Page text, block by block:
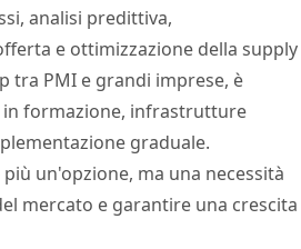
analisi predittiva,
e ottimizzazione della supply
tra PMI e grandi imprese, è
formazione, infrastrutture
graduale.
un'opzione, ma una necessità
mercato e garantire una crescita